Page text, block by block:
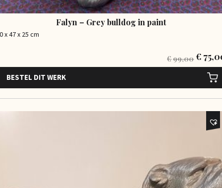
Falyn – Grey bulldog in paint
x 47 x 25 cm
€99,00 €
BESTEL DIT WERK